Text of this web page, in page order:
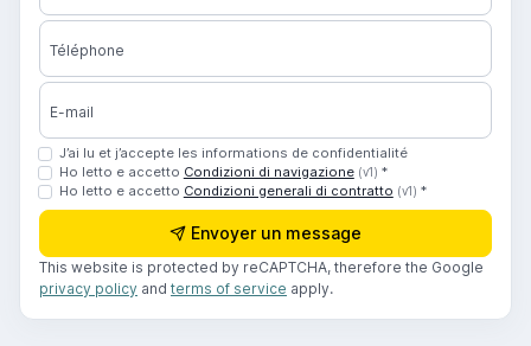
Téléphone
E-mail
J’ai lu et j’accepte les informations de confidentialité
Ho letto e accetto Condizioni di navigazione (v1) *
Ho letto e accetto Condizioni generali di contratto (v1) *
Envoyer un message
This website is protected by reCAPTCHA, therefore the Google
privacy policy and terms of service apply.